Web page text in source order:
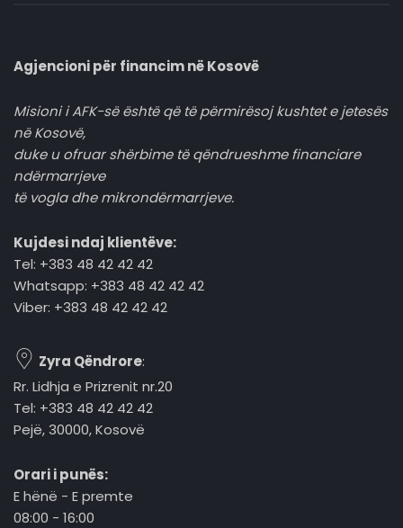
Agjencioni për financim në Kosovë
Misioni i AFK-së është që të përmirësoj kushtet e jetesës
në Kosovë,
duke u ofruar shërbime të qëndrueshme financiare
ndërmarrjeve
të vogla dhe mikrondërmarrjeve.
Kujdesi ndaj klientëve:
Tel: +383 48 42 42 42
Whatsapp: +383 48 42 42 42
Viber: +383 48 42 42 42
Zyra Qëndrore:
Rr. Lidhja e Prizrenit nr.20
Tel: +383 48 42 42 42
Pejë, 30000, Kosovë
Orari i punës:
E hënë - E premte
08:00 - 16:00